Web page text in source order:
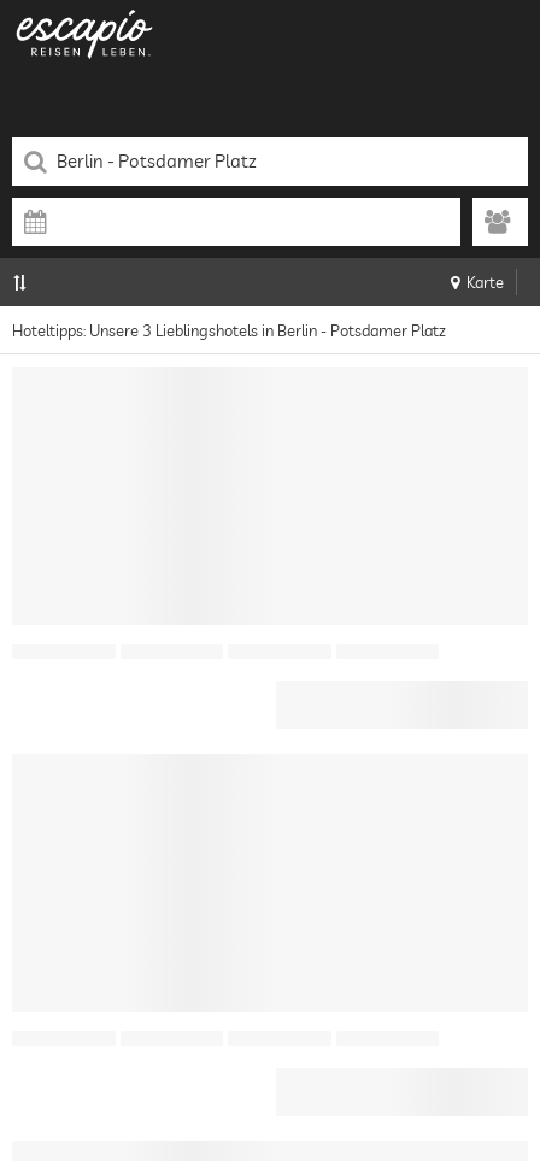
Karte
Hoteltipps: Unsere 3 Lieblingshotels in Berlin - Potsdamer Platz